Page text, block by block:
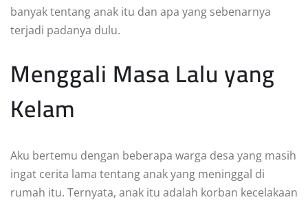
banyak tentang anak itu dan apa yang sebenarnya
terjadi padanya dulu.
Menggali Masa Lalu yang
Kelam
Aku bertemu dengan beberapa warga desa yang masih
ingat cerita lama tentang anak yang meninggal di
rumah itu. Ternyata, anak itu adalah korban kecelakaan